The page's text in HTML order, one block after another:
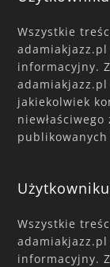
Wszystkie
informacyjny.
jakiekolwiek
publikowanych
Wszystkie
informacyjny.